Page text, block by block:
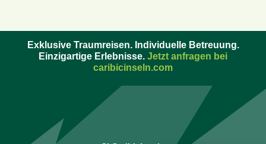
Exklusive Traumreisen. Individuelle Betreuung.
Einzigartige Erlebnisse. Jetzt anfragen bei
caribicinseln.com